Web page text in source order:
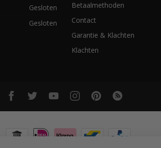
Gesloten
Gesloten
Betaalmethoden
Contact
Garantie & Klachten
Klachten